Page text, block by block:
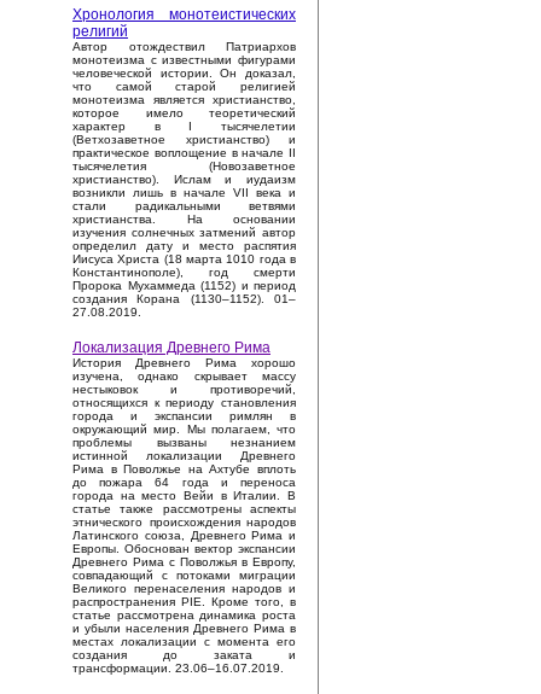
Хронология монотеистических
религий
Автор отождествил Патриархов
монотеизма с известными фигурами
человеческой истории. Он доказал,
что самой старой религией
монотеизма является христианство,
которое имело теоретический
характер в I тысячелетии
(Ветхозаветное христианство) и
практическое воплощение в начале II
тысячелетия (Новозаветное
христианство). Ислам и иудаизм
возникли лишь в начале VII века и
стали радикальными ветвями
христианства. На основании
изучения солнечных затмений автор
определил дату и место распятия
Иисуса Христа (18 марта 1010 года в
Константинополе), год смерти
Пророка Мухаммеда (1152) и период
создания Корана (1130–1152). 01–
27.08.2019.
Локализация Древнего Рима
История Древнего Рима хорошо
изучена, однако скрывает массу
нестыковок и противоречий,
относящихся к периоду становления
города и экспансии римлян в
окружающий мир. Мы полагаем, что
проблемы вызваны незнанием
истинной локализации Древнего
Рима в Поволжье на Ахтубе вплоть
до пожара 64 года и переноса
города на место Вейи в Италии. В
статье также рассмотрены аспекты
этнического происхождения народов
Латинского союза, Древнего Рима и
Европы. Обоснован вектор экспансии
Древнего Рима с Поволжья в Европу,
совпадающий с потоками миграции
Великого перенаселения народов и
распространения PIE. Кроме того, в
статье рассмотрена динамика роста
и убыли населения Древнего Рима в
местах локализации с момента его
создания до заката и
трансформации. 23.06–16.07.2019.